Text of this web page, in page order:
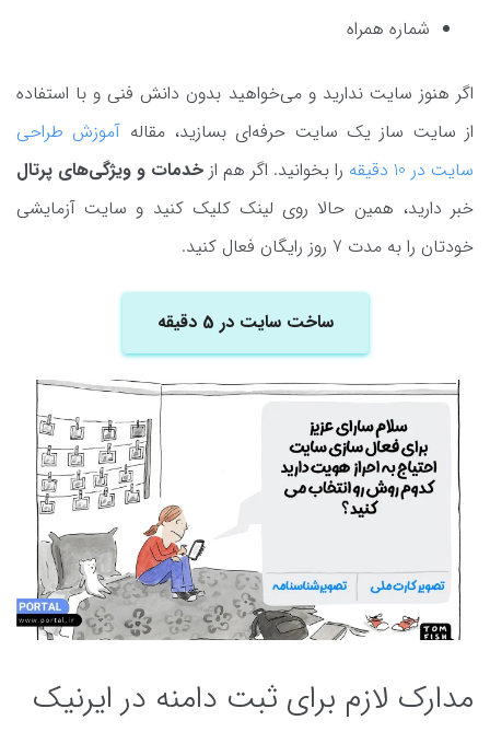
شماره همراه
اگر هنوز سایت ندارید و می‌خواهید بدون دانش فنی و با استفاده
از سایت ساز یک سایت حرفه‌ای بسازید، مقاله آموزش طراحی
سایت در 10 دقیقه
را بخوانید. اگر هم از خدمات و ویژگی‌های پرتال
خبر دارید، همین حالا روی لینک کلیک کنید و سایت آزمایشی
خودتان را به مدت 7 روز رایگان فعال کنید.
ساخت سایت در 5 دقیقه
مدارک لازم برای ثبت دامنه در ایرنیک